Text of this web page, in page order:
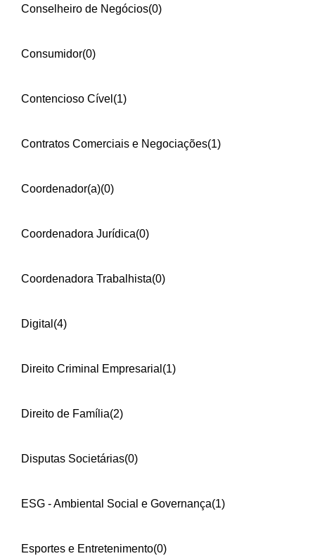
Conselheiro de Negócios(0)
Consumidor(0)
Contencioso Cível (1)
Contratos Comerciais e Negociações(1)
Coordenador(a)(0)
Coordenadora Jurídica(0)
Coordenadora Trabalhista(0)
Digital (4)
Direito Criminal Empresarial (1)
Direito de Família(2)
Disputas Societárias(0)
ESG - Ambiental Social e Governança(1)
Esportes e Entretenimento(0)